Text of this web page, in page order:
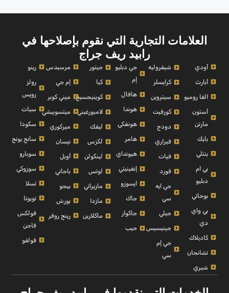
العلامات التجارية التي نقوم بإصلاحها في
رابيد ريف جراج
أودي
أبارث
الفا روميو
أستون
مارتن
بايك
بنتلي
بي ام
دبليو
بوجاتي
بي واي
دي
كاديلاك
تشانجان
شيري
شيفروليه
كرايسلر
سيتروين
كورفيت
دودج
فيراري
فيات
فورد
جي ايه
سي
جيلي
جينيسيس
جي إم
سي
جي دبليو
إم
هافال
هوندا
هونغكي
هامر
هيونداي
إنفينيتي
ايسوزو
جاك
جاكوار
جيب
جيتور
كيا
كوينيجسيج
لامبورغيني
ليفك
لكزس
لينكولن
لوتس
مازيراتي
مازدا
ماكلارين
مرسيدس
إم جي
ميني كوبر
ميتسوبيشي
ميركوري
نيسان
أوبل
باجاني
بيجو
بورش
رينج روفر
رينو
رولز
رويس
سيات
سكودا
سانج يونج
سوبارو
سوزوكي
تسلا
تويوتا
فولكس
فاجن
فولفو